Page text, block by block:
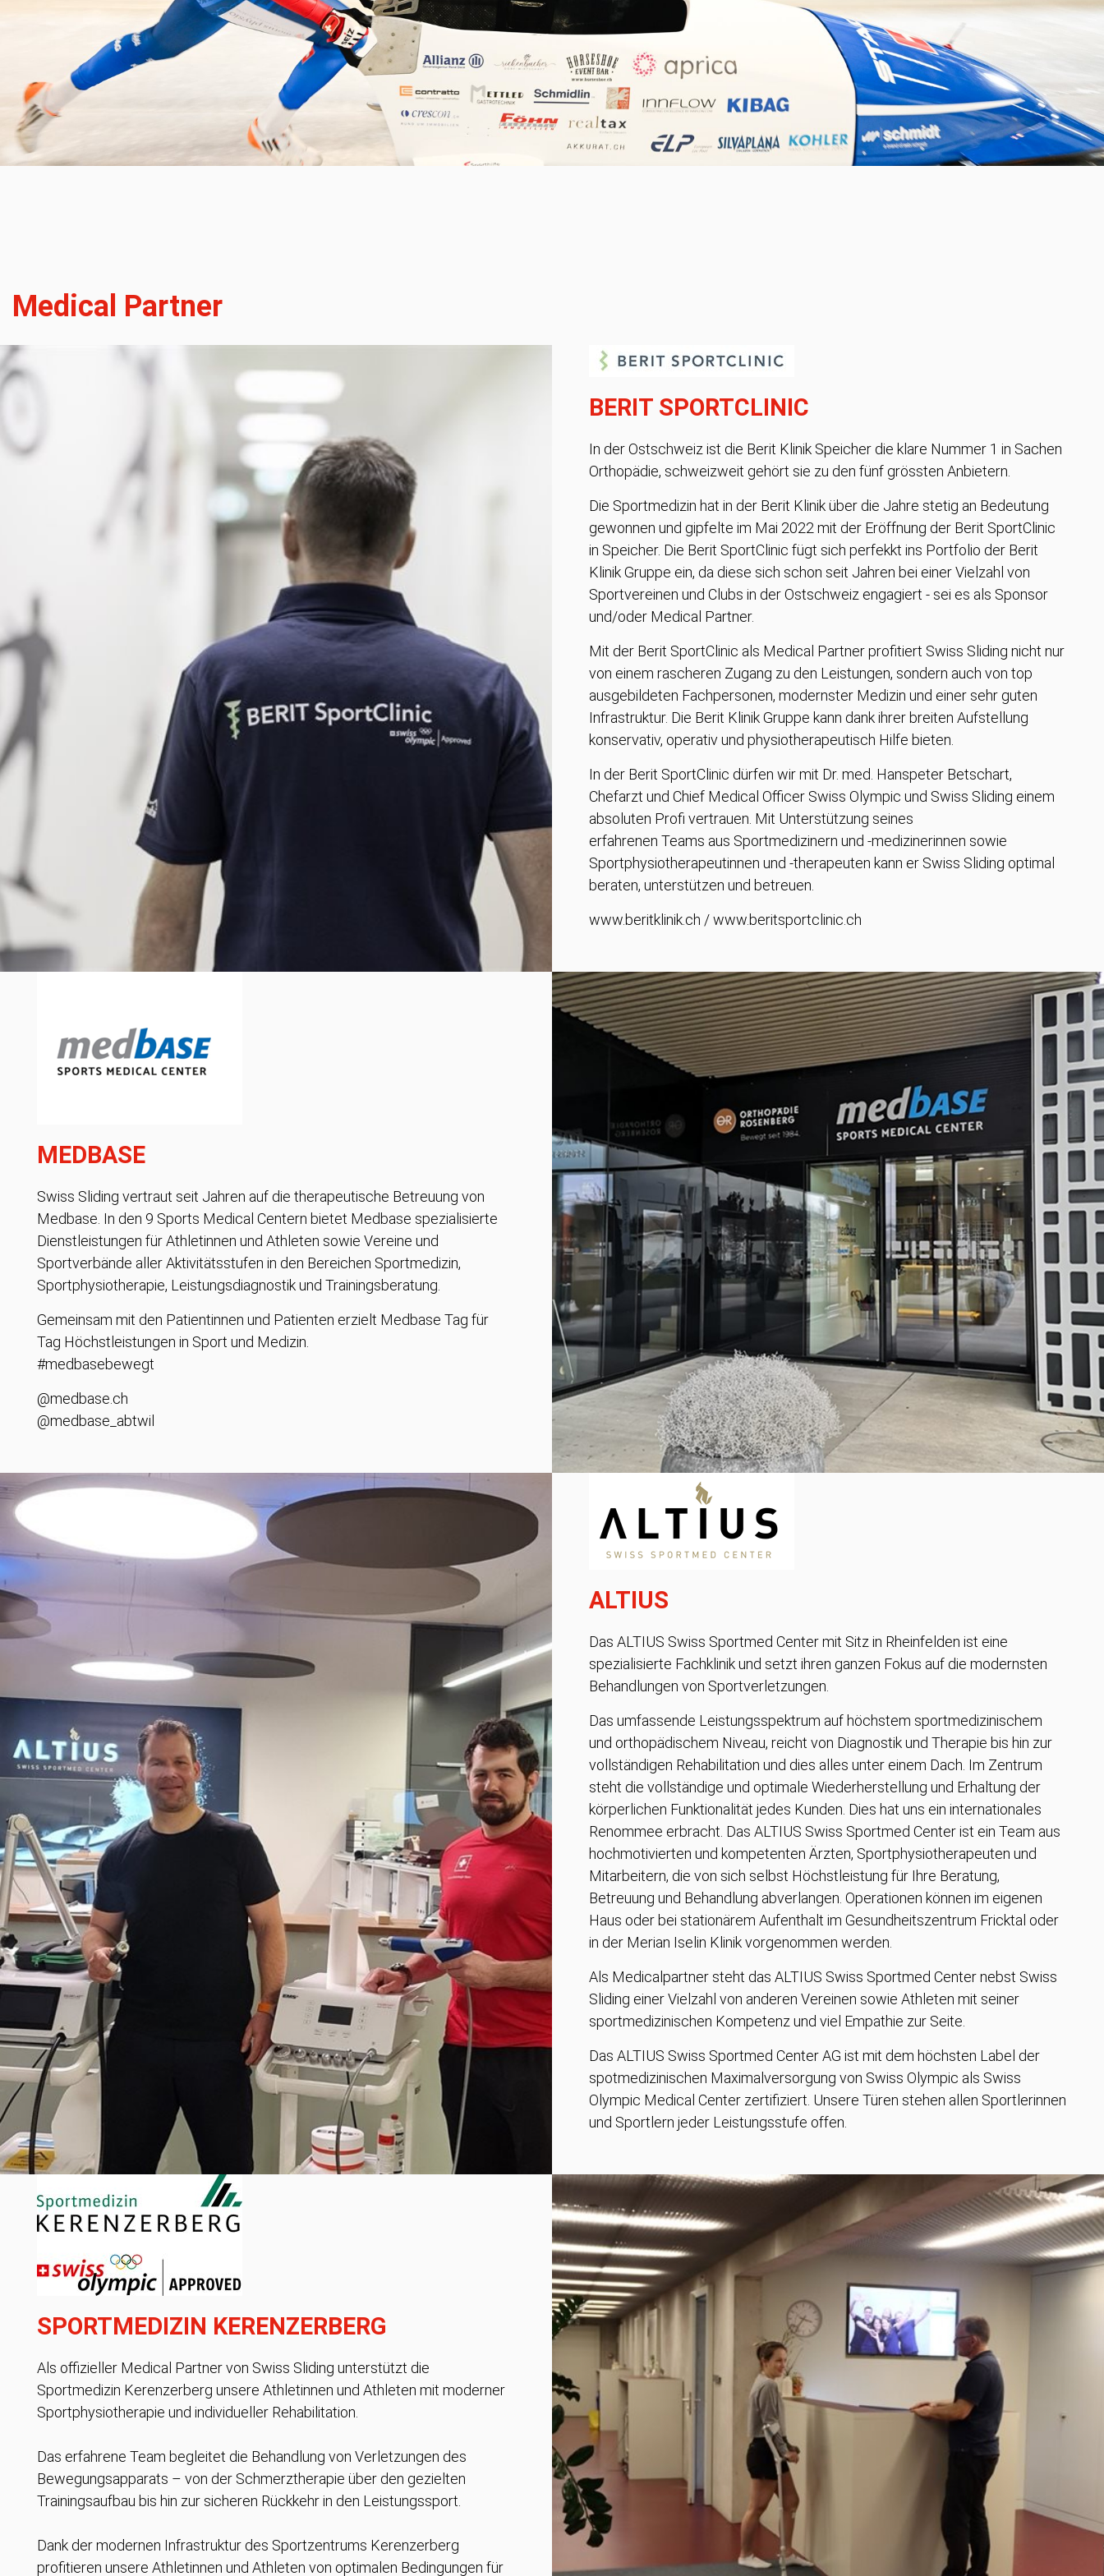
Medical Partner
BERIT SPORTCLINIC
In der Ostschweiz ist die Berit Klinik Speicher die klare Nummer 1 in Sachen
Orthopädie, schweizweit gehört sie zu den fünf grössten Anbietern.
Die Sportmedizin hat in der Berit Klinik über die Jahre stetig an Bedeutung
gewonnen und gipfelte im Mai 2022 mit der Eröffnung der Berit SportClinic
in Speicher. Die Berit SportClinic fügt sich perfekkt ins Portfolio der Berit
Klinik Gruppe ein, da diese sich schon seit Jahren bei einer Vielzahl von
Sportvereinen und Clubs in der Ostschweiz engagiert - sei es als Sponsor
und/oder Medical Partner.
Mit der Berit SportClinic als Medical Partner profitiert Swiss Sliding nicht nur
von einem rascheren Zugang zu den Leistungen, sondern auch von top
ausgebildeten Fachpersonen, modernster Medizin und einer sehr guten
Infrastruktur. Die Berit Klinik Gruppe kann dank ihrer breiten Aufstellung
konservativ, operativ und physiotherapeutisch Hilfe bieten.
In der Berit SportClinic dürfen wir mit Dr. med. Hanspeter Betschart,
Chefarzt und Chief Medical Officer Swiss Olympic und Swiss Sliding einem
absoluten Profi vertrauen. Mit Unterstützung seines
erfahrenen Teams aus Sportmedizinern und -medizinerinnen sowie
Sportphysiotherapeutinnen und -therapeuten kann er Swiss Sliding optimal
beraten, unterstützen und betreuen.
www.beritklinik.ch / www.beritsportclinic.ch
MEDBASE
Swiss Sliding vertraut seit Jahren auf die therapeutische Betreuung von
Medbase. In den 9 Sports Medical Centern bietet Medbase spezialisierte
Dienstleistungen für Athletinnen und Athleten sowie Vereine und
Sportverbände aller Aktivitätsstufen in den Bereichen Sportmedizin,
Sportphysiotherapie, Leistungsdiagnostik und Trainingsberatung.
Gemeinsam mit den Patientinnen und Patienten erzielt Medbase Tag für
Tag Höchstleistungen in Sport und Medizin.
#medbasebewegt
@medbase.ch
@medbase_abtwil
ALTIUS
Das ALTIUS Swiss Sportmed Center mit Sitz in Rheinfelden ist eine
spezialisierte Fachklinik und setzt ihren ganzen Fokus auf die modernsten
Behandlungen von Sportverletzungen.
Das umfassende Leistungsspektrum auf höchstem sportmedizinischem
und orthopädischem Niveau, reicht von Diagnostik und Therapie bis hin zur
vollständigen Rehabilitation und dies alles unter einem Dach. Im Zentrum
steht die vollständige und optimale Wiederherstellung und Erhaltung der
körperlichen Funktionalität jedes Kunden. Dies hat uns ein internationales
Renommee erbracht. Das ALTIUS Swiss Sportmed Center ist ein Team aus
hochmotivierten und kompetenten Ärzten, Sportphysiotherapeuten und
Mitarbeitern, die von sich selbst Höchstleistung für Ihre Beratung,
Betreuung und Behandlung abverlangen. Operationen können im eigenen
Haus oder bei stationärem Aufenthalt im Gesundheitszentrum Fricktal oder
in der Merian Iselin Klinik vorgenommen werden.
Als Medicalpartner steht das ALTIUS Swiss Sportmed Center nebst Swiss
Sliding einer Vielzahl von anderen Vereinen sowie Athleten mit seiner
sportmedizinischen Kompetenz und viel Empathie zur Seite.
Das ALTIUS Swiss Sportmed Center AG ist mit dem höchsten Label der
spotmedizinischen Maximalversorgung von Swiss Olympic als Swiss
Olympic Medical Center zertifiziert. Unsere Türen stehen allen Sportlerinnen
und Sportlern jeder Leistungsstufe offen.
SPORTMEDIZIN KERENZERBERG
Als offizieller Medical Partner von Swiss Sliding unterstützt die
Sportmedizin Kerenzerberg unsere Athletinnen und Athleten mit moderner
Sportphysiotherapie und individueller Rehabilitation.
Das erfahrene Team begleitet die Behandlung von Verletzungen des
Bewegungsapparats – von der Schmerztherapie über den gezielten
Trainingsaufbau bis hin zur sicheren Rückkehr in den Leistungssport.
Dank der modernen Infrastruktur des Sportzentrums Kerenzerberg
profitieren unsere Athletinnen und Athleten von optimalen Bedingungen für